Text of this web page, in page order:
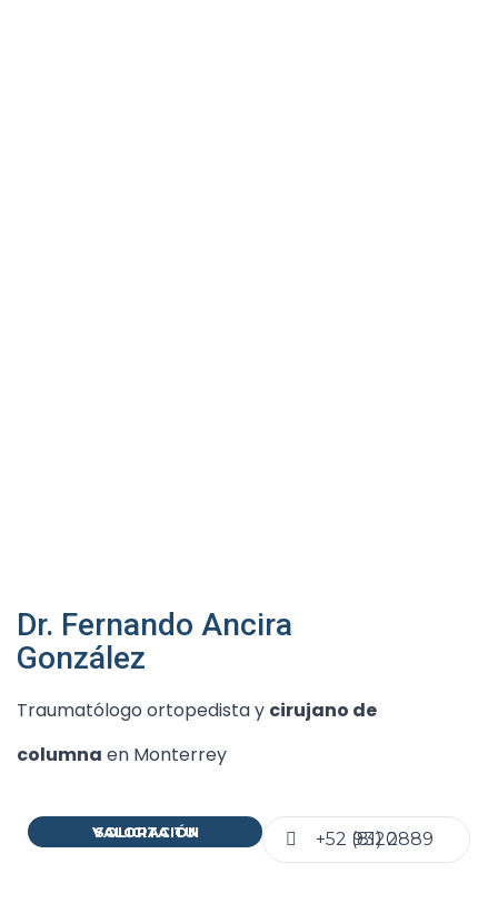
Dr. Fernando Ancira
González
Traumatólogo ortopedista y cirujano de
columna en Monterrey
SOLICITA TU VALORACIÓN +52 (81) 2889 9320